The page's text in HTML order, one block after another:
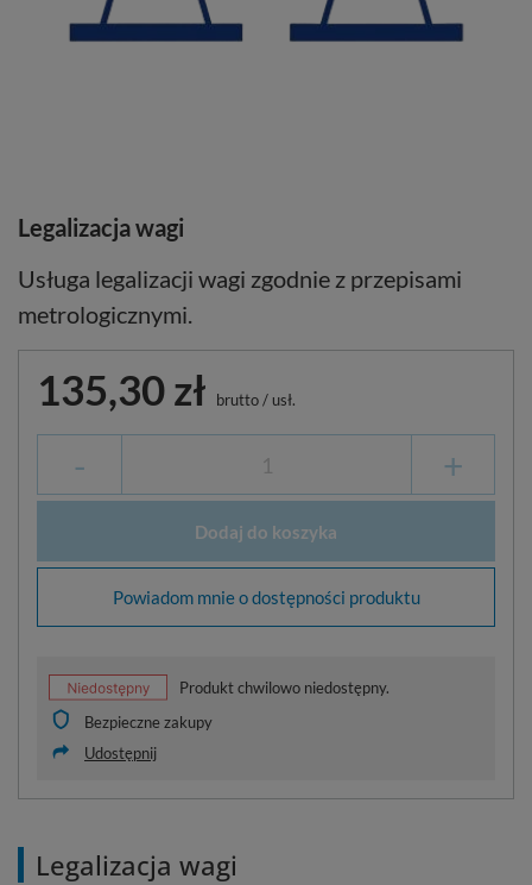
Legalizacja wagi
Usługa legalizacji wagi zgodnie z przepisami
metrologicznymi.
135,30 zł brutto/ usł.
- +
Dodaj do koszyka
Powiadom mnie o dostępności produktu
Produkt chwilowo niedostępny.
Bezpieczne zakupy
Udostępnij
Legalizacja wagi